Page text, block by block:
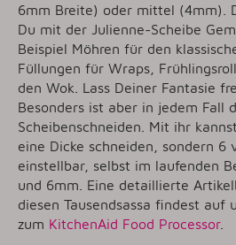
6mm Breite) oder mittel (4mm).
Du mit der Julienne-Scheibe
Beispiel Möhren für den
Füllungen für Wraps,
den Wok. Lass Deiner Fantasie
Besonders ist aber in jedem Fall
Scheibenschneiden. Mit ihr
eine Dicke schneiden, sondern 6
einstellbar, selbst im laufenden
und 6mm. Eine detaillierte
diesen Tausendsassa findest auf
zum KitchenAid Food Processor.